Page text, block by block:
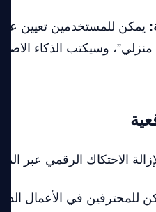
يمكن للمستخدمين تعيين
وسيكتب الذكاء
الاحتكاك الرقمي عبر
للمحترفين في الأعمال